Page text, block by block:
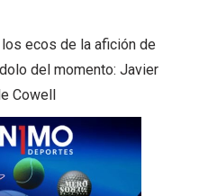
ecos de la afición de
del momento: Javier
Cowell